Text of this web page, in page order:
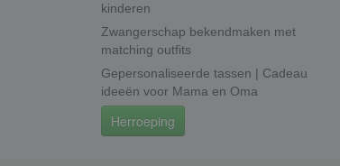
kinderen
Zwangerschap bekendmaken met
matching outfits
Gepersonaliseerde tassen | Cadeau
ideeën voor Mama en Oma
Herroeping